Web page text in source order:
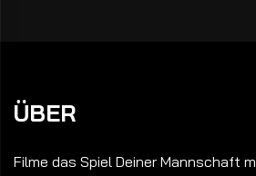
ÜBER
Filme das Spiel Deiner Mannschaft